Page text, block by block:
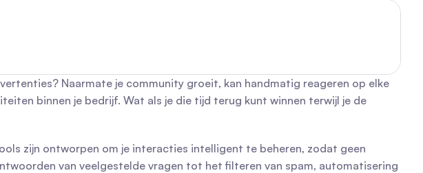
Naarmate je community groeit, kan handmatig reageren op elke
binnen je bedrijf. Wat als je die tijd terug kunt winnen terwijl je de
zijn ontworpen om je interacties intelligent te beheren, zodat geen
van veelgestelde vragen tot het filteren van spam, automatisering